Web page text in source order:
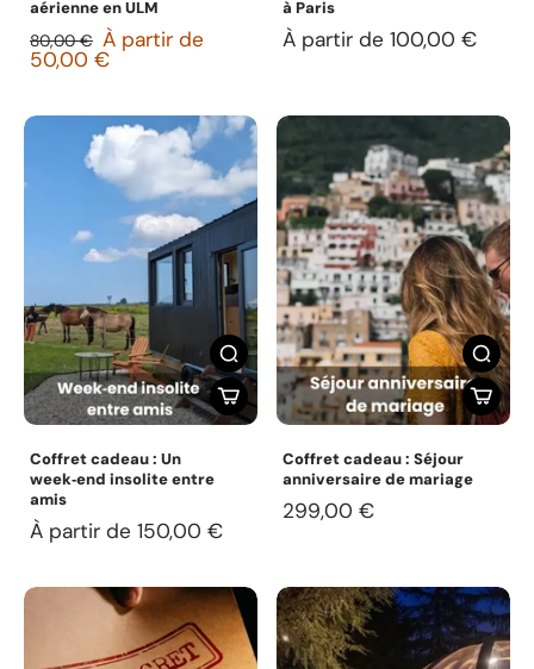
aérienne en ULM
80,00 € À partir de
50,00 €
à Paris
À partir de 100,00 €
Coffret cadeau : Un
week‑end insolite entre
amis
À partir de 150,00 €
Coffret cadeau : Séjour
anniversaire de mariage
299,00 €